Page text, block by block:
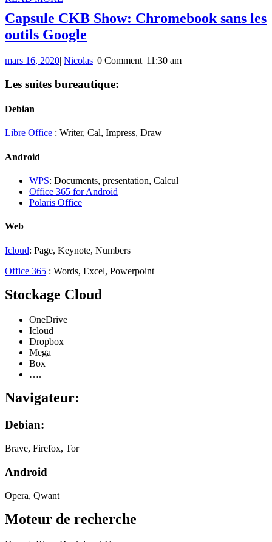
Capsule CKB Show: Chromebook sans les
outils Google
Show:
Chromebook
outils
mars 16, 2020mars
2020
| NicolasNicolas
| 0 Comment| 11:30 am
Les suites bureautique:
Debian
Libre Office : Writer, Cal, Impress, Draw
Android
WPS: Documents, presentation, Calcul
Office 365 for Android
Polaris Office
Web
Icloud: Page, Keynote, Numbers
Office 365 : Words, Excel, Powerpoint
Stockage Cloud
OneDrive
Icloud
Dropbox
Mega
Box
….
Navigateur:
Debian:
Brave, Firefox, Tor
Android
Opera, Qwant
Moteur de recherche